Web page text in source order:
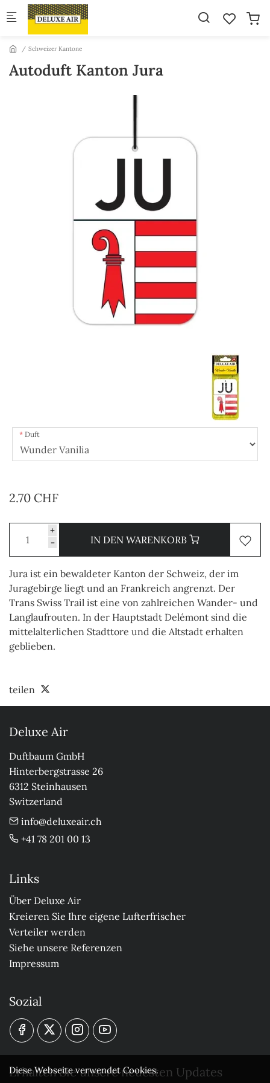
Skip to main content
Schweizer Kantone
Autoduft Kanton Jura
Duft
2.70 CHF
+
-
IN DEN WARENKORB
Jura ist ein bewaldeter Kanton der Schweiz, der im
Juragebirge liegt und an Frankreich angrenzt. Der
Trans Swiss Trail ist eine von zahlreichen Wander- und
Langlaufrouten. In der Hauptstadt Delémont sind die
mittelalterlichen Stadttore und die Altstadt erhalten
geblieben.
teilen
Deluxe Air
Duftbaum GmbH
Hinterbergstrasse 26
6312 Steinhausen
Switzerland
info@deluxeair.ch
+41 78 201 00 13
Links
Über Deluxe Air
Kreieren Sie Ihre eigene Lufterfrischer
Verteiler werden
Siehe unsere Referenzen
Impressum
Sozial
Erhalten Sie unsere neuesten Updates
Diese Webseite verwendet Cookies.